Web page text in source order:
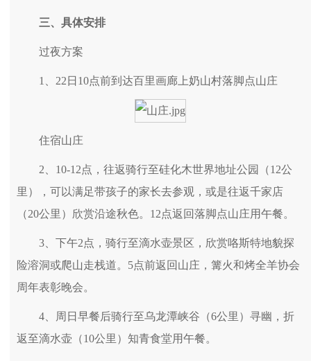
三、具体安排
过夜方案
1、22日10点前到达百里画廊上奶山村落脚点山庄
住宿山庄
2、10-12点，往返骑行至硅化木世界地址公园（12公
里），可以满足带孩子的家长去参观，或是往返千家店
（20公里）欣赏沿途秋色。12点返回落脚点山庄用午餐。
3、下午2点，骑行至滴水壶景区，欣赏咯斯特地貌探
险溶洞或爬山走栈道。5点前返回山庄，篝火和烤全羊协会
周年表彰晚会。
4、周日早餐后骑行至乌龙潭峡谷（6公里）寻幽，折
返至滴水壶（10公里）知青食堂用午餐。